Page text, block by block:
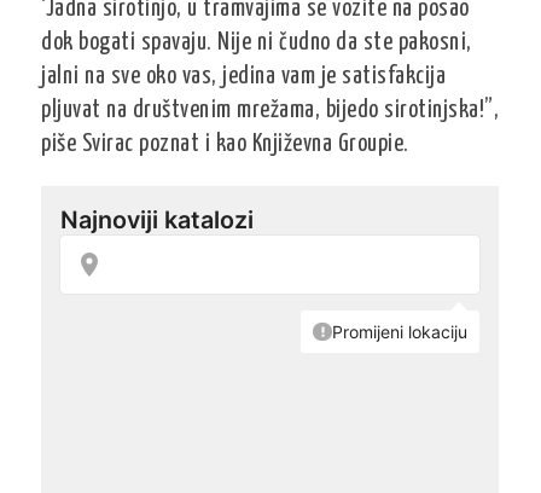
‘Jadna sirotinjo, u tramvajima se vozite na posao
dok bogati spavaju. Nije ni čudno da ste pakosni,
jalni na sve oko vas, jedina vam je satisfakcija
pljuvat na društvenim mrežama, bijedo sirotinjska!”,
piše Svirac poznat i kao Književna Groupie.